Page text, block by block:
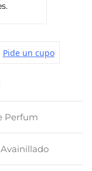
Perfum
Avainillado